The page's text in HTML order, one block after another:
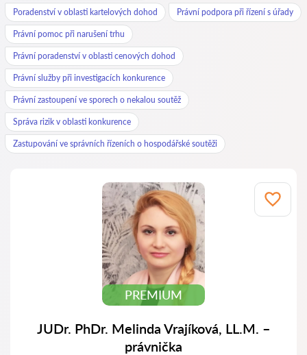
Poradenství v oblasti kartelových dohod Právní podpora při řízení s úřady
Právní pomoc při narušení trhu
Právní poradenství v oblasti cenových dohod
Právní služby při investigacích konkurence
Právní zastoupení ve sporech o nekalou soutěž
Správa rizik v oblasti konkurence
Zastupování ve správních řízeních o hospodářské soutěži
PREMIUM
JUDr. PhDr. Melinda Vrajíková, LL.M. –
právnička